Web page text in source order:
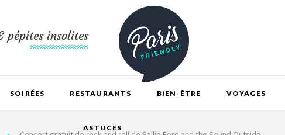
pépites insolites
SOIRÉES RESTAURANTS BIEN-ÊTRE VOYAGES
ASTUCES